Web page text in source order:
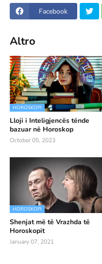
Facebook
Altro
HOROSKOPI
Lloji i Inteligjencës tënde
bazuar në Horoskop
October 05, 2023
HOROSKOPI
Shenjat më të Vrazhda të
Horoskopit
January 07, 2021